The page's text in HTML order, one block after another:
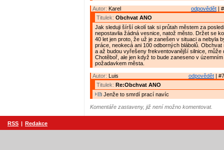
odpovědět |
Autor: Karel
Titulek: Obchvat ANO
Jak sleduji šírší okolí tak si průtah městem za
nepostavlia žádná vesnice, natož město. Držet se
40 let jen proto, že už je zanešen v situaci a nebyla
práce, neokecá ani 100 odborných blábolů.
a až budou vyřešeny frekventovanější silnice, může
Chotěboř, ale jen když to bude zaneseno v územním
požadavkem města.
odpovědět |
Autor: Luis
Titulek: Re:Obchvat ANO
Jenže to smrdí prací navíc
Komentáře zastaveny, již není možno komentovat.
RSS | Redakce